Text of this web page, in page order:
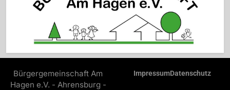
Bürgergemeinschaft Am
Hagen e.V. - Ahrensburg -
ImpressumDatenschutz